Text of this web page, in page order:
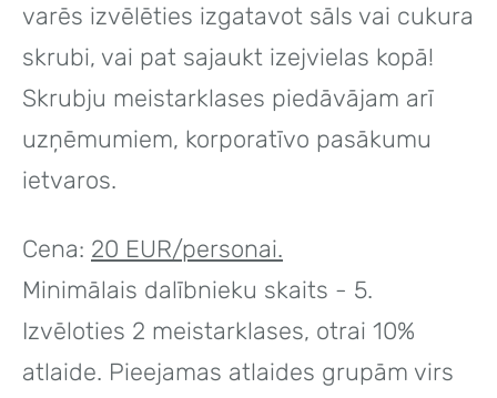
varēs izvēlēties izgatavot sāls vai cukura
skrubi, vai pat sajaukt izejvielas kopā!
Skrubju meistarklases piedāvājam arī
uzņēmumiem, korporatīvo pasākumu
ietvaros.
Cena: 20 EUR/personai.
Minimālais dalībnieku skaits - 5.
Izvēloties 2 meistarklases, otrai 10%
atlaide. Pieejamas atlaides grupām virs